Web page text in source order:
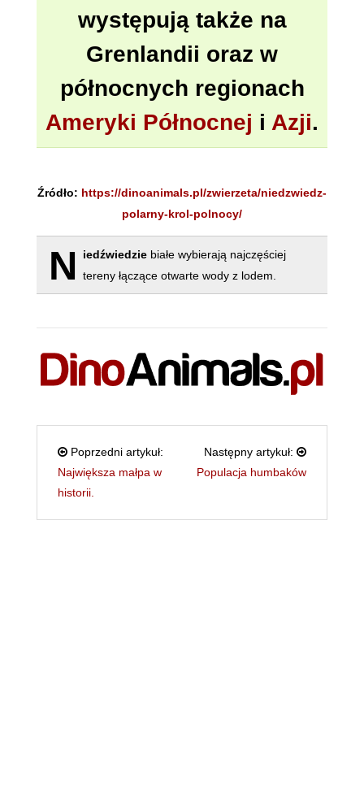
występują także na
Grenlandii oraz w
północnych regionach
Ameryki Północnej i Azji.
Źródło: https://dinoanimals.pl/zwierzeta/niedzwiedz-
polarny-krol-polnocy/
N iedźwiedziebiałe wybierają najczęściej
tereny łączące otwarte wody z lodem.
Poprzedni artykuł:
Największa małpa w
historii.
Następny artykuł:
Populacja humbaków